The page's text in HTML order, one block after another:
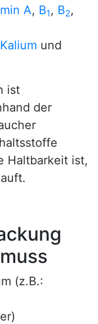
A, B1 , B2,
Kalium und
ist
der
Haltbarkeit ist,
(z.B.: